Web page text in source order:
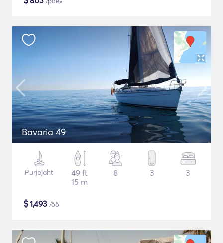
Bavaria 49
Purjejaht
49 ft
15 m
8 3 3
$1,493 /öö